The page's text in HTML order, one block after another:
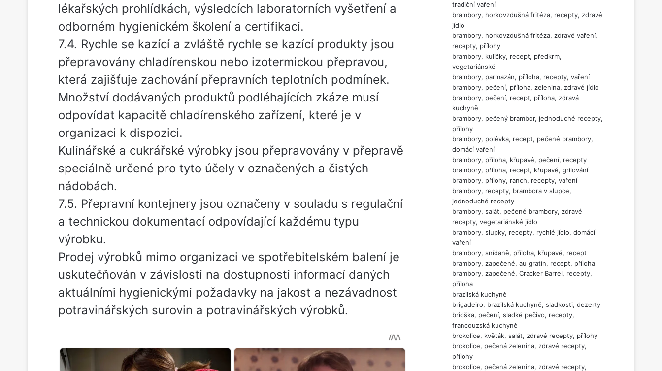
lékařských prohlídkách, výsledcích laboratorních vyšetření a
odborném hygienickém školení a certifikaci.
7.4. Rychle se kazící a zvláště rychle se kazící produkty jsou
přepravovány chladírenskou nebo izotermickou přepravou,
která zajišťuje zachování přepravních teplotních podmínek.
Množství dodávaných produktů podléhajících zkáze musí
odpovídat kapacitě chladírenského zařízení, které je v
organizaci k dispozici.
Kulinářské a cukrářské výrobky jsou přepravovány v přepravě
speciálně určené pro tyto účely v označených a čistých
nádobách.
7.5. Přepravní kontejnery jsou označeny v souladu s regulační
a technickou dokumentací odpovídající každému typu
výrobku.
Prodej výrobků mimo organizaci ve spotřebitelském balení je
uskutečňován v závislosti na dostupnosti informací daných
aktuálními hygienickými požadavky na jakost a nezávadnost
potravinářských surovin a potravinářských výrobků.
tradiční vaření
brambory, horkovzdušná fritéza, recepty, zdravé
jídlo
brambory, horkovzdušná fritéza, zdravé vaření,
recepty, přílohy
brambory, kuličky, recept, předkrm,
vegetariánské
brambory, parmazán, příloha, recepty, vaření
brambory, pečení, příloha, zelenina, zdravé jídlo
brambory, pečení, recept, příloha, zdravá
kuchyně
brambory, pečený brambor, jednoduché recepty,
přílohy
brambory, polévka, recept, pečené brambory,
domácí vaření
brambory, příloha, křupavé, pečení, recepty
brambory, příloha, recept, křupavé, grilování
brambory, přílohy, ranch, recepty, vaření
brambory, recepty, brambora v slupce,
jednoduché recepty
brambory, salát, pečené brambory, zdravé
recepty, vegetariánské jídlo
brambory, slupky, recepty, rychlé jídlo, domácí
vaření
brambory, snídaně, příloha, křupavé, recept
brambory, zapečené, au gratin, recept, příloha
brambory, zapečené, Cracker Barrel, recepty,
příloha
brazilská kuchyně
brigadeiro, brazilská kuchyně, sladkosti, dezerty
brioška, pečení, sladké pečivo, recepty,
francouzská kuchyně
brokolice, květák, salát, zdravé recepty, přílohy
brokolice, pečená zelenina, zdravé recepty,
přílohy
brokolice, pečená zelenina, zdravé recepty,